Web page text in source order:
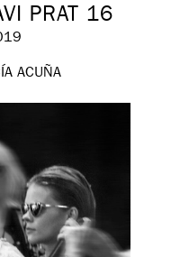
PRAT 16
ACUÑA